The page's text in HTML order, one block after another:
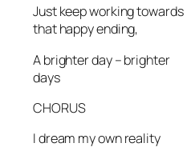
Just keep working towards
that happy ending,
A brighter day – brighter
days
CHORUS
I dream my own reality